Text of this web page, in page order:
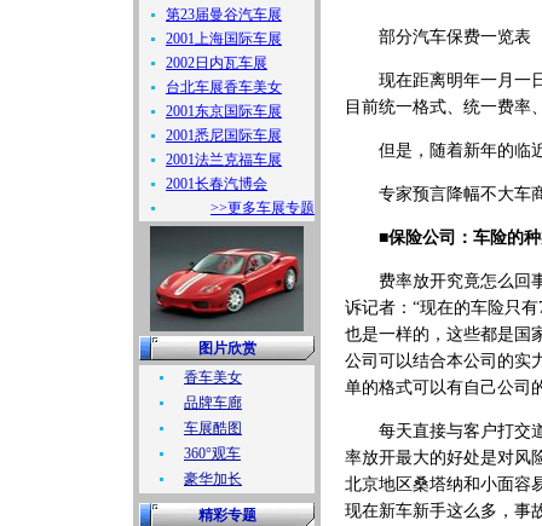
第23届曼谷汽车展
2001上海国际车展
2002日内瓦车展
台北车展香车美女
2001东京国际车展
2001悉尼国际车展
2001法兰克福车展
2001长春汽博会
>>更多车展专题
图片欣赏
香车美女
品牌车廊
车展酷图
360°观车
豪华加长
精彩专题
部分汽车保费一览表
现在距离明年一月一日
目前统一格式、统一费率
但是，随着新年的临近
专家预言降幅不大车商
■保险公司：车险的
费率放开究竟怎么回事
诉记者：“现在的车险只
也是一样的，这些都是国
公司可以结合本公司的实
单的格式可以有自己公司
每天直接与客户打交道
率放开最大的好处是对风
北京地区桑塔纳和小面容
现在新车新手这么多，事